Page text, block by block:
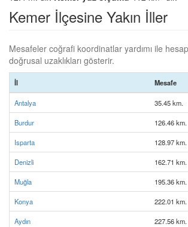
Kemer İlçesine Yakın İller
Mesafeler coğrafi koordinatlar yardımı ile
doğrusal uzaklıkları gösterir.
İl Mesafe
Antalya 35.45 km.
Burdur 126.46 km.
Isparta 128.97 km.
Denizli 162.71 km.
Muğla 195.36 km.
Konya 222.01 km.
Aydın 227.56 km.